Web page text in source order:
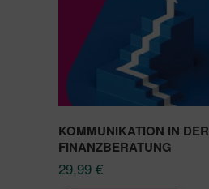
KOMMUNIKATION IN DER
FINANZBERATUNG
29,99 €